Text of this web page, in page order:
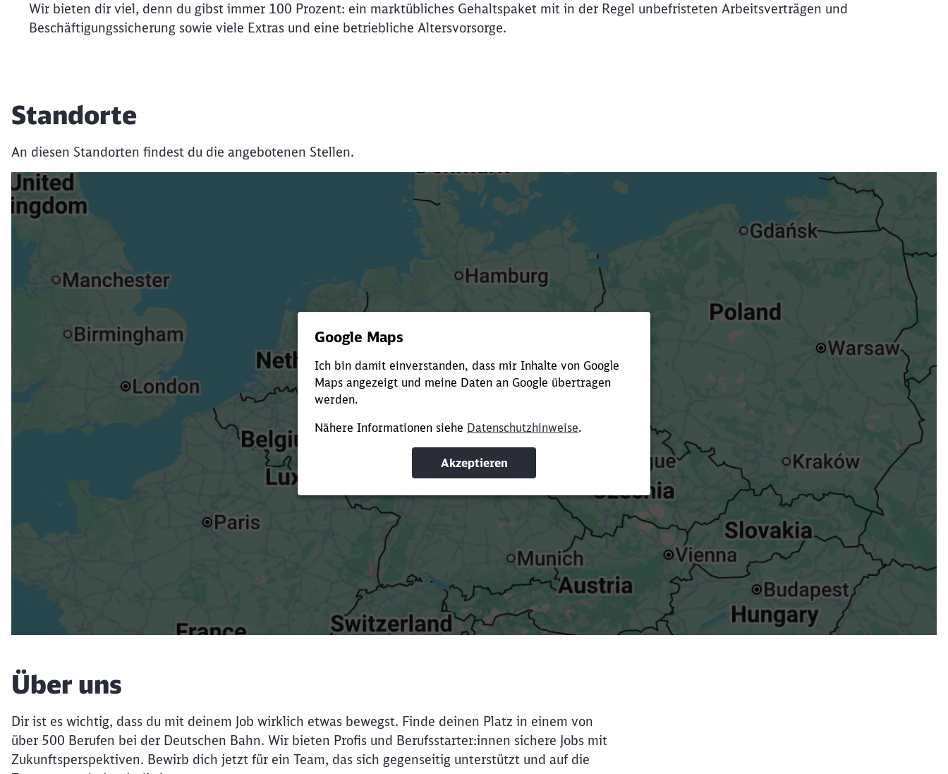
Wir bieten dir viel, denn du gibst immer 100 Prozent: ein marktübliches Gehaltspaket mit in der Regel unbefristeten Arbeitsverträgen und
Beschäftigungssicherung sowie viele Extras und eine betriebliche Altersvorsorge.
Standorte
An diesen Standorten findest du die angebotenen Stellen.
Es dauert dir zu lange?
Suchbegriffe eingeben
Über uns
Dir ist es wichtig, dass du mit deinem Job wirklich etwas bewegst. Finde deinen Platz in einem von
über 500 Berufen bei der Deutschen Bahn. Wir bieten Profis und Berufsstarter:innen sichere Jobs mit
Zukunftsperspektiven. Bewirb dich jetzt für ein Team, das sich gegenseitig unterstützt und auf die